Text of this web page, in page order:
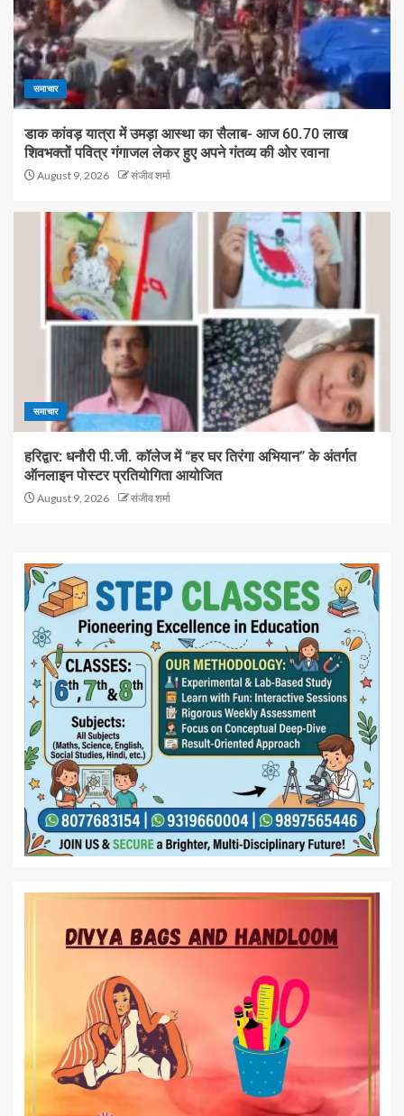
समाचार
डाक कांवड़ यात्रा में उमड़ा आस्था का सैलाब- आज 60.70 लाख
शिवभक्तों पवित्र गंगाजल लेकर हुए अपने गंतव्य की ओर रवाना
August 9, 2026 संजीव शर्मा
समाचार
हरिद्वार: धनौरी पी.जी. कॉलेज में “हर घर तिरंगा अभियान” के अंतर्गत
ऑनलाइन पोस्टर प्रतियोगिता आयोजित
August 9, 2026 संजीव शर्मा